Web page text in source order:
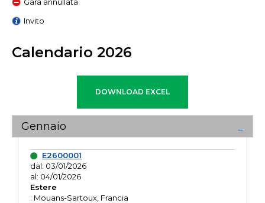
Invito
Calendario 2026
Gennaio
E2600001
dal: 03/01/2026
al: 04/01/2026
Estere
: Mouans-Sartoux, Francia